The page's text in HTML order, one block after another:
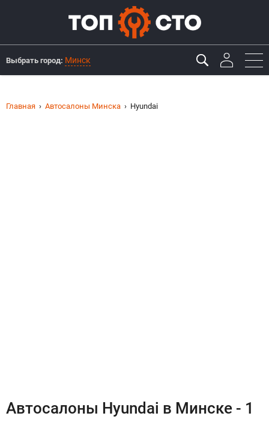
Выбрать город: Минск
Главная Автосалоны Минска Hyundai
Автосалоны Hyundai в Минске - 1